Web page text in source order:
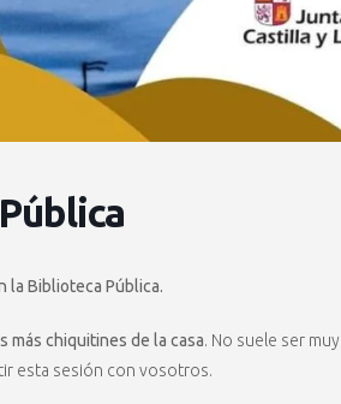
la Biblioteca Pública.
más chiquitines de la casa. No suele ser muy
esta sesión con vosotros.